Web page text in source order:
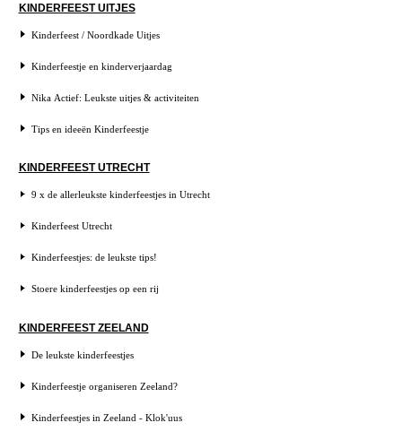
KINDERFEEST UITJES
Kinderfeest / Noordkade Uitjes
Kinderfeestje en kinderverjaardag
Nika Actief: Leukste uitjes & activiteiten
Tips en ideeën Kinderfeestje
KINDERFEEST UTRECHT
9 x de allerleukste kinderfeestjes in Utrecht
Kinderfeest Utrecht
Kinderfeestjes: de leukste tips!
Stoere kinderfeestjes op een rij
KINDERFEEST ZEELAND
De leukste kinderfeestjes
Kinderfeestje organiseren Zeeland?
Kinderfeestjes in Zeeland - Klok'uus